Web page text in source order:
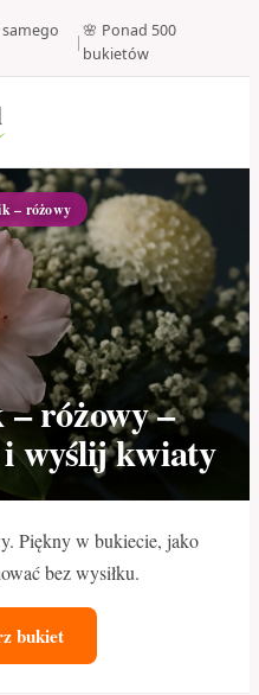
|
🌸 Ponad 500
bukietów
– różowy
– różowy –
wyślij kwiaty
Piękny w bukiecie, jako
bez wysiłku.
bukiet